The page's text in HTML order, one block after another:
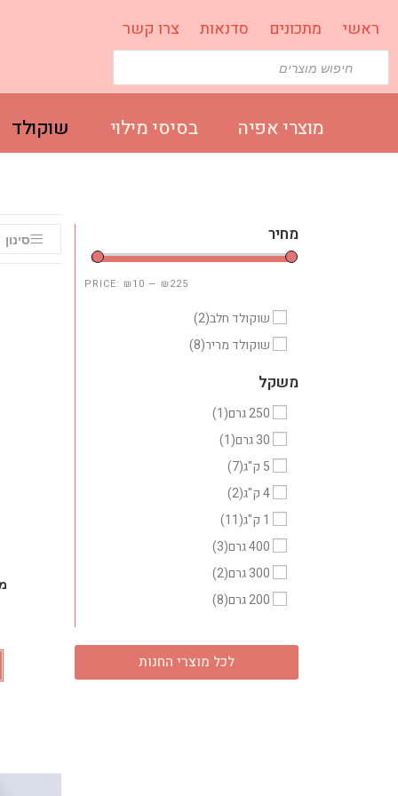
ראשי מתכונים סדנאות צרו קשר
מוצרי אפיה בסיסי מילוי שוקולד
מחיר
PRICE: ₪10 — ₪225
שוקולד חלב(2)
שוקולד מריר(8)
משקל
250 גרם
(1)
30 גרם
(1)
5 ק"ג
(7)
4 ק"ג
(2)
1 ק"ג
(11)
400 גרם
(3)
300 גרם
(2)
200 גרם
(8)
לכל מוצרי החנות
סינון